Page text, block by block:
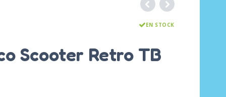
EN STOCK
Scooter Retro TB